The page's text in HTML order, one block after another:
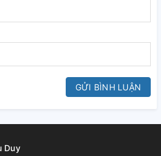
GỬI BÌNH LUẬN
Duy